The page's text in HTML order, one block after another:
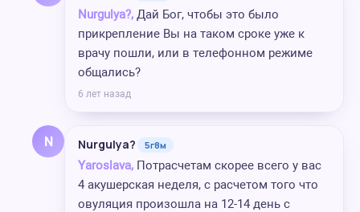
Nurgulya?, Дай Бог, чтобы это было
прикрепление Вы на таком сроке уже к
врачу пошли, или в телефонном режиме
общались?
6 лет назад
N Nurgulya? 5г8м
Yaroslava, Потрасчетам скорее всего у вас
4 акушерская неделя, с расчетом того что
овуляция произошла на 12-14 день с